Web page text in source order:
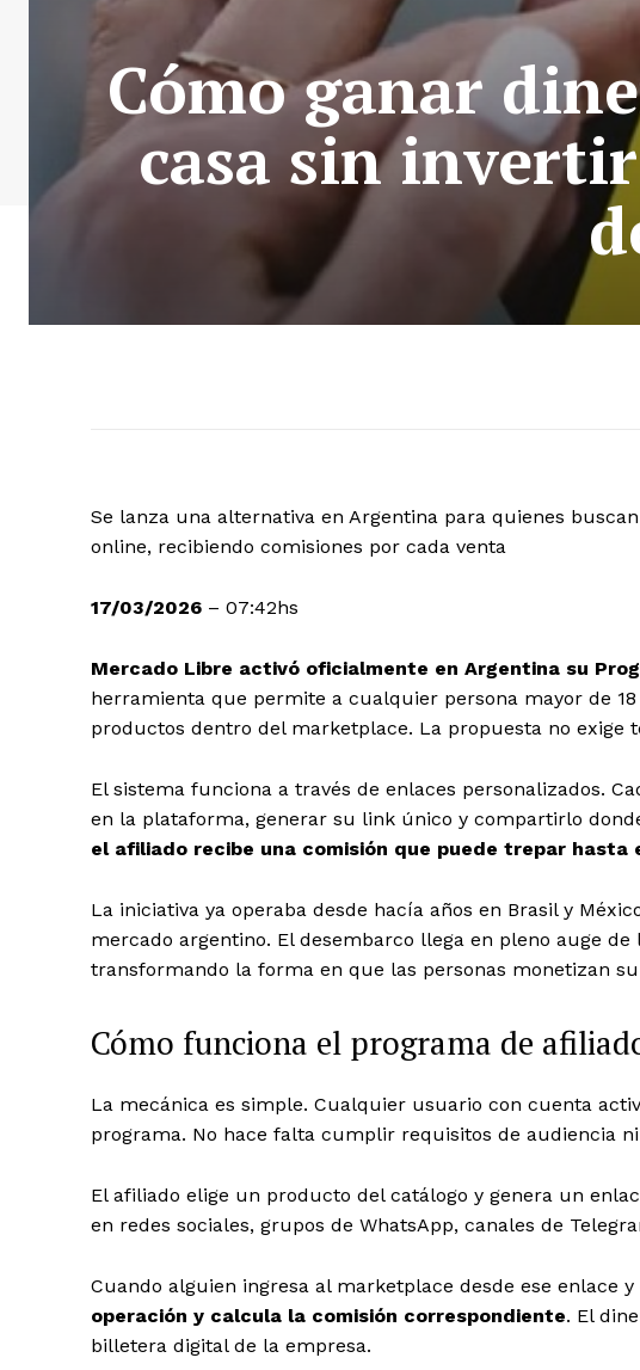
Cómo ganar
casa sin
Se lanza una alternativa en Argentina para quienes
online, recibiendo comisiones por cada venta
17/03/2026 – 07:42hs
Mercado Libre activó oficialmente en Argentina su
herramienta que permite a cualquier persona mayor de
productos dentro del marketplace. La propuesta no exige
El sistema funciona a través de enlaces personalizados.
en la plataforma, generar su link único y compartirlo
el afiliado recibe una comisión que puede trepar hasta
La iniciativa ya operaba desde hacía años en Brasil y
mercado argentino. El desembarco llega en pleno auge
transformando la forma en que las personas monetizan
Cómo funciona el programa de
La mecánica es simple. Cualquier usuario con cuenta
programa. No hace falta cumplir requisitos de audiencia
El afiliado elige un producto del catálogo y genera un
en redes sociales, grupos de WhatsApp, canales de
Cuando alguien ingresa al marketplace desde ese enlace
operación y calcula la comisión correspondiente. El
billetera digital de la empresa.